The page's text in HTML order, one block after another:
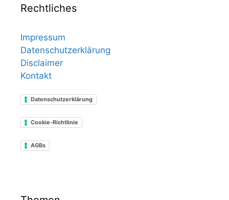
Rechtliches
Impressum
Datenschutzerklärung
Disclaimer
Kontakt
Datenschutzerklärung
Cookie-Richtlinie
AGBs